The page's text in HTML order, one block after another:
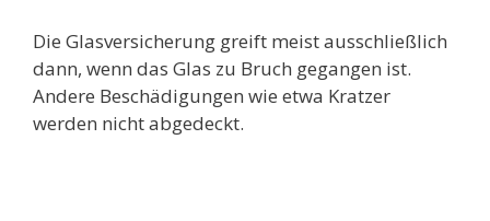
Die Glasversicherung greift meist ausschließlich
dann, wenn das Glas zu Bruch gegangen ist.
Andere Beschädigungen wie etwa Kratzer
werden nicht abgedeckt.